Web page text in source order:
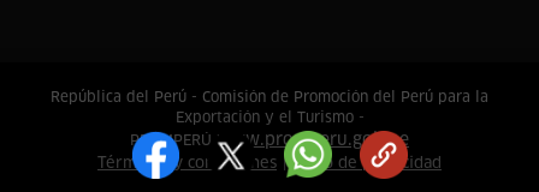
República del Perú - Comisión de Promoción del Perú para la
Exportación y el Turismo -
PROMPERÚ www.promperu.gob.pe
Términos y condiciones | Aviso de privacidad